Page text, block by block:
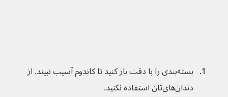
بسته‌بندی را با دقت باز کنید تا کاندوم آسیب نبیند. از
دندان‌های‌تان استفاده نکنید.